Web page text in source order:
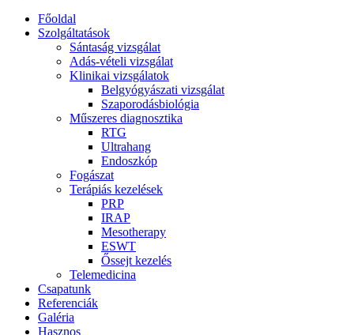
Főoldal
Szolgáltatások
Sántaság vizsgálat
Adás-vételi vizsgálat
Klinikai vizsgálatok
Belgyógyászati vizsgálat
Szaporodásbiológia
Műszeres diagnosztika
RTG
Ultrahang
Endoszkóp
Fogászat
Terápiás kezelések
PRP
IRAP
Mesotherapy
ESWT
Őssejt kezelés
Telemedicina
Csapatunk
Referenciák
Galéria
Hasznos